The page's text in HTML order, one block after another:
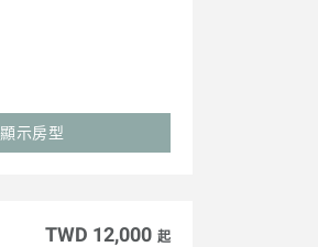
顯示房型
TWD 12,000 起